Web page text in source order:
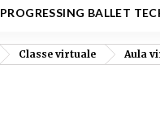
PROGRESSING BALLET
Classe virtuale Aula